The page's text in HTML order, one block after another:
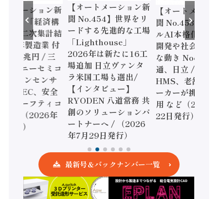
トメーション新
】「経済構
調査二次集計結
年製造業 付
額86兆円 / 三
とソニーセミコ
ジョンセンサ
/ IDEC、安全
すセーフティコ
ーラ（2026年
発行）
【オートメーション新
聞 No.454】世界をリ
ードする先進的な工場
「Lighthouse」
2026年は新たに16工
場追加 日立ヴァンタ
ラ米国工場も選出/
【インタビュー】
RYODEN 八道常務 共
創のソリューションパ
ートナーへ / （2026
年7月29日発行）
【オートメーシ
聞 No.453】フ
ルAI本格化へ
開発や社会実装
な動き Noetra
通、日立 / 兵神
HMS、老舗ポ
ーカーが挑むデ
用 など（2026
22日発行）
最新号＆バックナンバー一覧